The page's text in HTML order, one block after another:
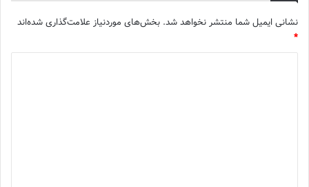
نشانی ایمیل شما منتشر نخواهد شد. بخش‌های موردنیاز علامت‌گذاری شده‌اند
*